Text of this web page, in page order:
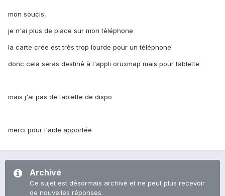
mon soucis,
je n'ai plus de place sur mon téléphone
la carte crée est très trop lourde pour un téléphone
donc cela seras destiné à l'appli oruxmap mais pour tablette
mais j'ai pas de tablette de dispo
merci pour l'aide apportée
Archivé
Ce sujet est désormais archivé et ne peut plus recevoir
de nouvelles réponses.